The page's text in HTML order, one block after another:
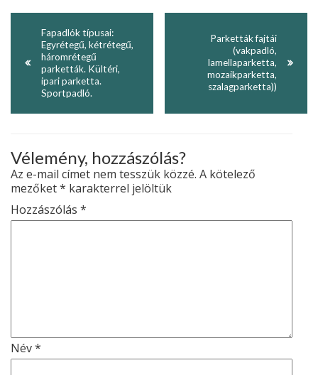
Fapadlók típusai:
Egyrétegű, kétrétegű,
háromrétegű
parketták. Kültéri,
ipari parketta.
Sportpadló.
Parketták fajtái
(vakpadló,
lamellaparketta,
mozaikparketta,
szalagparketta))
Vélemény, hozzászólás?
Az e-mail címet nem tesszük közzé. A kötelező
mezőket* karakterrel jelöltük
Hozzászólás *
Név*